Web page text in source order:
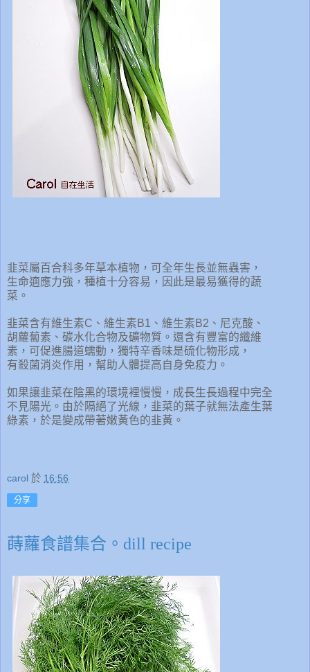
韭菜屬百合科多年草本植物，可全年生長並無蟲害，
生命適應力強，種植十分容易，因此是最易獲得的蔬
菜。
韭菜含有維生素C、維生素B1、維生素B2、尼克酸、
胡蘿蔔素、碳水化合物及礦物質。還含有豐富的纖維
素，可促進腸道蠕動，獨特辛香味是硫化物形成，
有殺菌消炎作用，幫助人體提高自身免疫力。
如果讓韭菜在陰黑的環境裡慢慢，成長生長過程中完全
不見陽光。由於隔絕了光線，韭菜的葉子就無法產生葉
綠素，於是變成帶著嫩黃色的韭黃。
carol 於 16:56
分享
蒔蘿食譜集合。dill recipe